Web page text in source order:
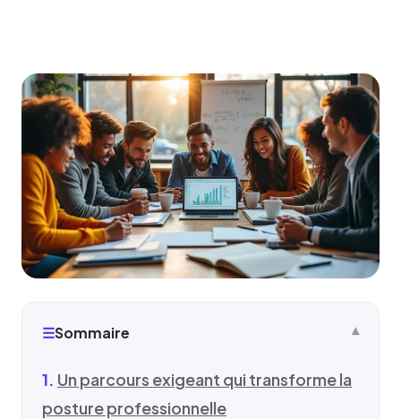
☰Sommaire
Un parcours exigeant qui transforme la
posture professionnelle